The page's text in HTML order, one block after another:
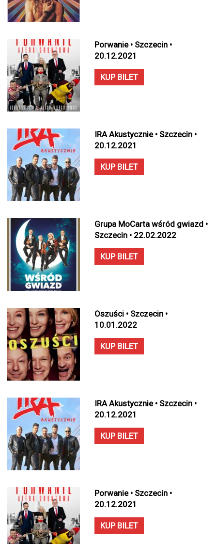
Porwanie • Szczecin •
20.12.2021
KUP BILET
IRA Akustycznie • Szczecin •
20.12.2021
KUP BILET
Grupa MoCarta wśród gwiazd •
Szczecin • 22.02.2022
KUP BILET
Oszuści • Szczecin •
10.01.2022
KUP BILET
IRA Akustycznie • Szczecin •
20.12.2021
KUP BILET
Porwanie • Szczecin •
20.12.2021
KUP BILET